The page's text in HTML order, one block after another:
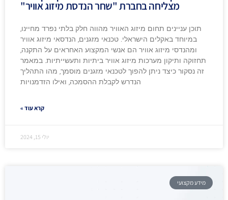
מצליחה בחברת "שחר הנדסת מיזוג אוויר"
תוכן עניינים תחום מיזוג האוויר מהווה חלק בלתי נפרד מחיינו,
במיוחד באקלים הישראלי. טכנאי מזגנים, הנדסאי מיזוג אוויר
ומהנדסי מיזוג אוויר הם אנשי המקצוע האחראים על התקנה,
תחזוקה ותיקון מערכות מיזוג אוויר ביתיות ותעשייתיות. במאמר
זה נסקור כיצד ניתן להפוך לטכנאי מזגנים מוסמך, מהו התהליך
הנדרש לקבלת ההסמכה, ואילו הזדמנויות
קרא עוד »
יולי 15, 2024
מידע מקצועי